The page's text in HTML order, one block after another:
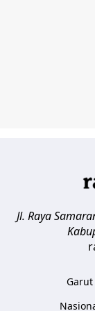
Jl. Raya
Garut